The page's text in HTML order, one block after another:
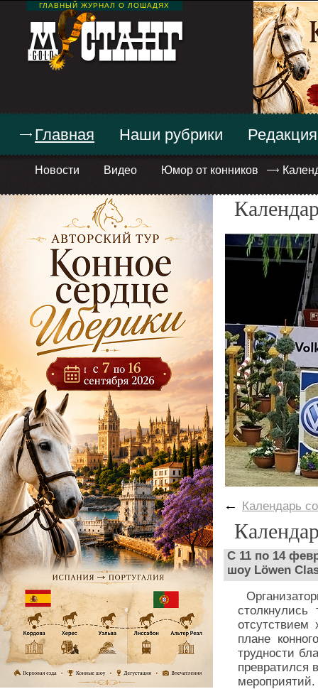
ГЛАВНЫЙ ЖУРНАЛ О ЛОШАДЯХ
Главная
Новости Видео Юмор от конников
Наши рубрики Редакция
← Календарь
С 11 по 14
шоу Löwen
отсутствием
плане
трудности
превратился
мероприятий.